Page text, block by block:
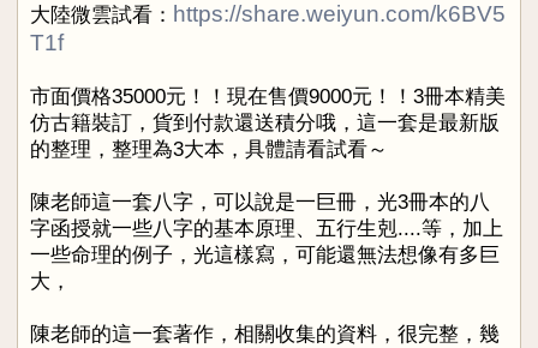
大陸微雲試看： https://share.weiyun.com/k6BV5
T1f
市面價格35000元！！現在售價9000元！！3冊本精美
仿古籍裝訂，貨到付款還送積分哦，這一套是最新版
的整理，整理為3大本，具體請看試看～
陳老師這一套八字，可以說是一巨冊，光3冊本的八
字函授就一些八字的基本原理、五行生剋....等，加上
一些命理的例子，光這樣寫，可能還無法想像有多巨
大，
陳老師的這一套著作，相關收集的資料，很完整，幾